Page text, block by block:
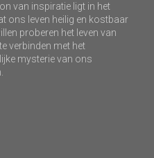
van inspiratie ligt in het
ons leven heilig en kostbaar
proberen het leven van
verbinden met het
mysterie van ons